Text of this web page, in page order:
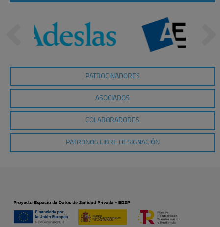
PATROCINADORES
ASOCIADOS
COLABORADORES
PATRONOS LIBRE DESIGNACIÓN